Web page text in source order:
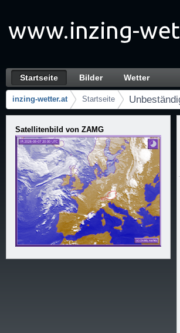
Unbeständig und
Gezinti
Startseite Bilder Wetter
Breadcrumbs
inzing-wetter.at Startseite
Satellitenbild von ZAMG